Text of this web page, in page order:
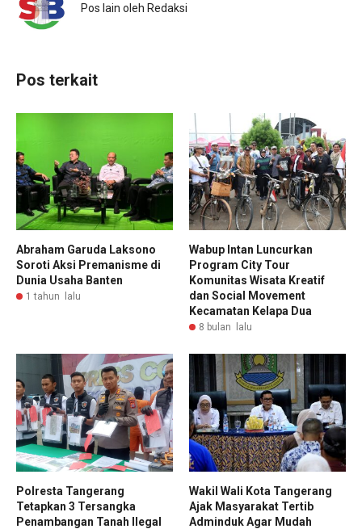
Pos lain oleh Redaksi
Pos terkait
Abraham Garuda Laksono
Soroti Aksi Premanisme di
Dunia Usaha Banten
1 tahun lalu
Wabup Intan Luncurkan
Program City Tour
Komunitas Wisata Kreatif
dan Social Movement
Kecamatan Kelapa Dua
8 bulan lalu
Polresta Tangerang
Tetapkan 3 Tersangka
Penambangan Tanah Ilegal
Wakil Wali Kota Tangerang
Ajak Masyarakat Tertib
Adminduk Agar Mudah